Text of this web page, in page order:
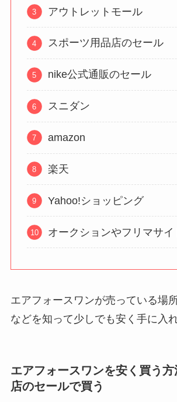
アウトレットモール
スポーツ用品店のセール
nike公式通販のセール
スニダン
amazon
楽天
Yahoo!ショッピング
オークションやフリマサイ
エアフォースワンが売っている場
などを知って少しでも安く手に入
エアフォースワンを安く買う
店のセールで買う